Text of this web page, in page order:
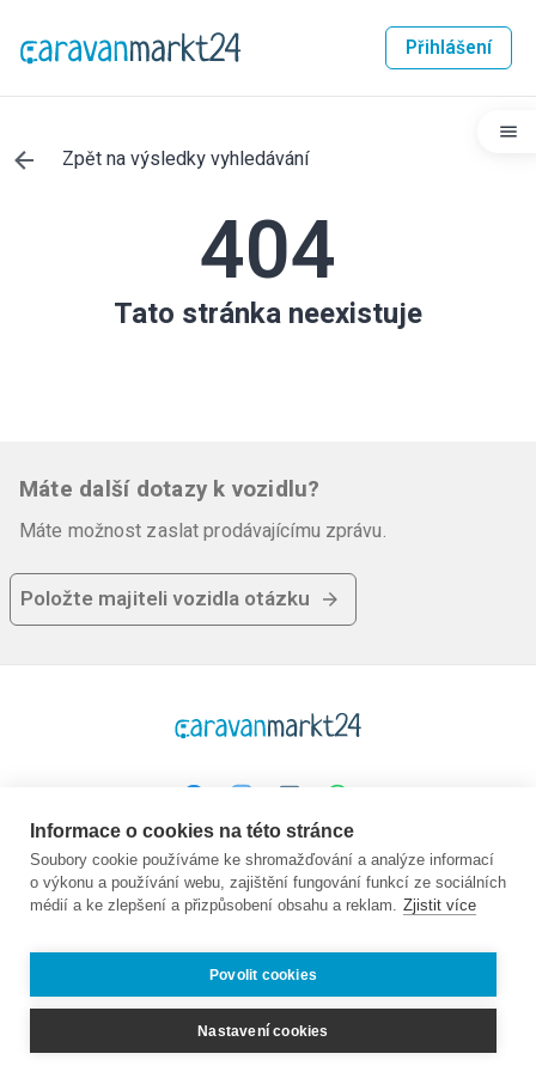
Přihlášení
Zpět na výsledky vyhledávání
404
Tato stránka neexistuje
Máte další dotazy k vozidlu?
Máte možnost zaslat prodávajícímu zprávu.
Položte majiteli vozidla otázku
Platforma
Domovská stránka
Koupit
Prodej
otázky
Společnost
O nás
Kontakt
Průvodce
Nabídky práce:
Partner
Právní
GTC
Ochrana údajů
Otisk
Informace o cookies na této stránce
Soubory cookie používáme ke shromažďování a analýze informací
o výkonu a používání webu, zajištění fungování funkcí ze sociálních
médií a ke zlepšení a přizpůsobení obsahu a reklam. Zjistit více
Povolit cookies
Nastavení cookies